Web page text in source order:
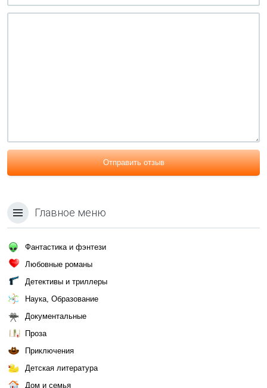
Отправить отзыв
Главное меню
Фантастика и фэнтези
Любовные романы
Детективы и триллеры
Наука, Образование
Документальные
Проза
Приключения
Детская литература
Дом и семья